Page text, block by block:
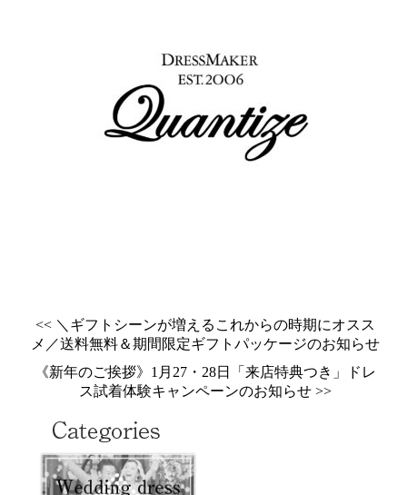
<< ＼ギフトシーンが増えるこれからの時期にオスス
メ／送料無料＆期間限定ギフトパッケージのお知らせ
《新年のご挨拶》1月27・28日「来店特典つき」ドレ
ス試着体験キャンペーンのお知らせ >>